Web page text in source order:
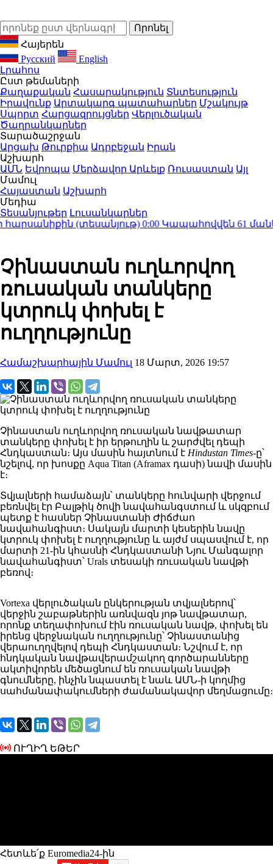
Հայերեն
Русский
English
Լրահոս
Ըստ թեմաների
Քաղաքական Հասարակություն Տնտեսություն
Իրավունք Արտակարգ պատահարներ Մշակույթ
Սպորտ Հարցազրույցներ Վերլուծական
Ծաղրանկարներ
Տարածաշրջան
Արցախ Թուրքիա Ադրբեջան Իրան
Աշխարհ
ԱՄՆ Եվրոպա Մերձավոր Արևելք Ռուսաստան Այլ
Մամուլ
Հայաստան Աշխարհ
Մեդիա
Տեսանյութեր Լուսանկարներ
(տեսանյութ)0:00Կապահովվեն 61
Չինաստան ուղևորվող
ռուսական տանկերը
կտրուկ փոխել է
ուղղությունը
Համաշխարհային Մամուլ 18 Մարտ, 2026 19:57
Չինաստան ուղևորվող ռուսական նավթատար
տանկերը փոխել է իր երթուղին և շարժվել դեպի
Հնդկաստան։ Այս մասին հայտնում է Hindustan Times-ը՝
նշելով, որ խոսքը Aqua Titan (Aframax դասի) նավի մասին
է։
Տվյալների համաձայն՝ տանկերը հունվարի վերջում
բեռնվել էր Բալթիկ ծովի նավահանգստում և սկզբում
պետք է հասներ Չինաստանի Ժիճժաո
նավահանգիստ։ Սակայն մարտի կեսերին նավը
կտրուկ փոխել է ուղղությունը և այժմ սպասվում է, որ
մարտի 21-ին կհասնի Հնդկաստանի Նյու Մանգալոր
նավահանգիստ՝ Urals տեսակի ռուսական նավթի
բեռով։
Vortexa վերլուծական ընկերության տվյալներով՝
վերջին շաբաթներին առնվազն յոթ նավթատար,
որոնք տեղափոխում էին ռուսական նավթ, փոխել են
իրենց վերջնական ուղղությունը՝ Չինաստանից
վերաուղղվելով դեպի Հնդկաստան։ Նշվում է, որ
հնդկական նավթավերամշակող գործարանները
ակտիվորեն մեծացնում են ռուսական նավթի
գնումները, ինչին նպաստել է նաև ԱՄՆ-ի կողմից
սահմանափակումների ժամանակավոր մեղմացումը։
ՈՒՂԻՂ ԵԹԵՐ
Հետևե՛ք Euromedia24-ին